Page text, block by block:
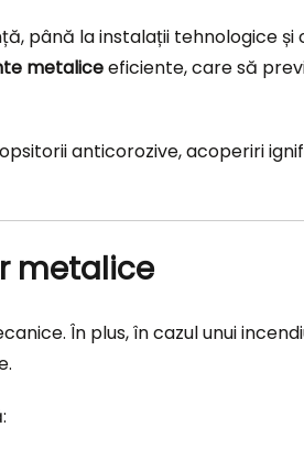
până la instalații tehnologice și
metaliceeficiente, care să
anticorozive, acoperiri
metalice
În plus, în cazul unui